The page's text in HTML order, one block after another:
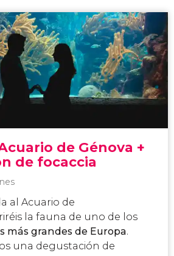
de Génova +
de focaccia
al Acuario de
la fauna de uno de los
más grandes de Europa.
una degustación de